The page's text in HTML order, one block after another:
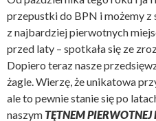
przepustki do BPN i możemy
z najbardziej pierwotnych
przed laty – spotkała się ze
Dopiero teraz nasze
żagle. Wierzę, że unikatowa
ale to pewnie stanie się po
naszym TĘTNEM PIERWOTNEJ